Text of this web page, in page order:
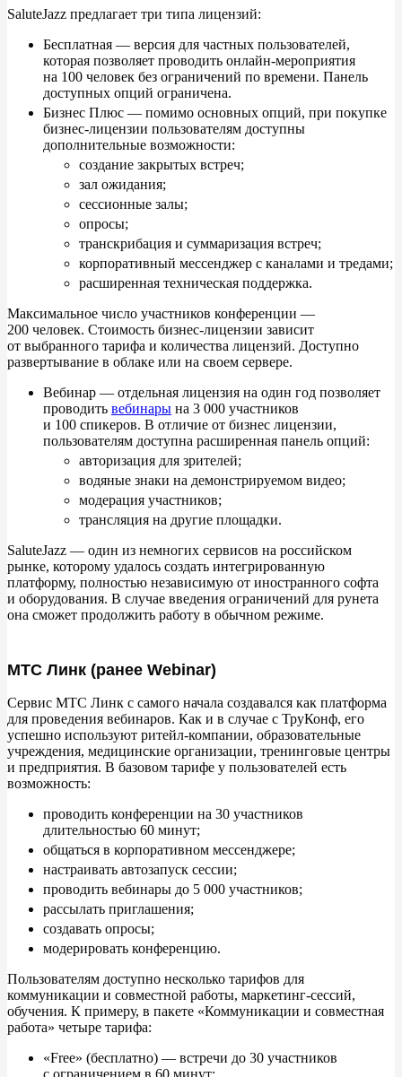
SaluteJazz предлагает три типа лицензий:
Бесплатная — версия для частных пользователей,
которая позволяет проводить онлайн-мероприятия
на 100 человек без ограничений по времени. Панель
доступных опций ограничена.
Бизнес Плюс — помимо основных опций, при покупке
бизнес-лицензии пользователям доступны
дополнительные возможности:
создание закрытых встреч;
зал ожидания;
сессионные залы;
опросы;
транскрибация и суммаризация встреч;
корпоративный мессенджер с каналами и тредами;
расширенная техническая поддержка.
Максимальное число участников конференции —
200 человек. Стоимость бизнес-лицензии зависит
от выбранного тарифа и количества лицензий. Доступно
развертывание в облаке или на своем сервере.
Вебинар — отдельная лицензия на один год позволяет
проводить вебинары на 3 000 участников
и 100 спикеров. В отличие от бизнес лицензии,
пользователям доступна расширенная панель опций:
авторизация для зрителей;
водяные знаки на демонстрируемом видео;
модерация участников;
трансляция на другие площадки.
SaluteJazz — один из немногих сервисов на российском
рынке, которому удалось создать интегрированную
платформу, полностью независимую от иностранного софта
и оборудования. В случае введения ограничений для рунета
она сможет продолжить работу в обычном режиме.
МТС Линк (ранее Webinar)
Сервис МТС Линк с самого начала создавался как платформа
для проведения вебинаров. Как и в случае с ТруКонф, его
успешно используют ритейл-компании, образовательные
учреждения, медицинские организации, тренинговые центры
и предприятия. В базовом тарифе у пользователей есть
возможность:
проводить конференции на 30 участников
длительностью 60 минут;
общаться в корпоративном мессенджере;
настраивать автозапуск сессии;
проводить вебинары до 5 000 участников;
рассылать приглашения;
создавать опросы;
модерировать конференцию.
Пользователям доступно несколько тарифов для
коммуникации и совместной работы, маркетинг-сессий,
обучения. К примеру, в пакете «Коммуникации и совместная
работа» четыре тарифа:
«Free» (бесплатно) — встречи до 30 участников
с ограничением в 60 минут;